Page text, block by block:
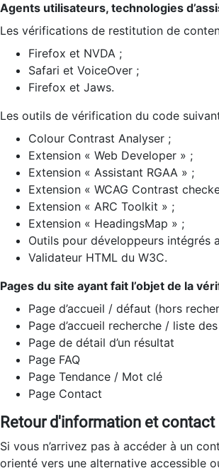
Agents utilisateurs, technologies
Les vérifications de restitution de
Firefox et NVDA ;
Safari et VoiceOver ;
Firefox et Jaws.
Les outils de vérification du code
Colour Contrast Analyser ;
Extension « Web Developer » ;
Extension « Assistant RGAA » ;
Extension « WCAG Contrast
Extension « ARC Toolkit » ;
Extension « HeadingsMap » ;
Outils pour développeurs intégrés
Validateur HTML du W3C.
Pages du site ayant fait l’objet de la
Page d’accueil / défaut (hors
Page d’accueil recherche / liste
Page de détail d’un résultat
Page FAQ
Page Tendance / Mot clé
Page Contact
Retour d'information et contact
Si vous n’arrivez pas à accéder à un
orienté vers une alternative accessible